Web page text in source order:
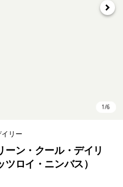
次へ
リー
ーン・クール・デイリ
ロイ・ニンバス）